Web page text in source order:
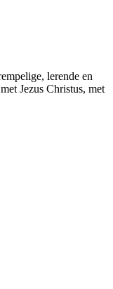
lerende en
Jezus Christus, met